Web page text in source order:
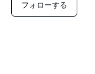
フォローする